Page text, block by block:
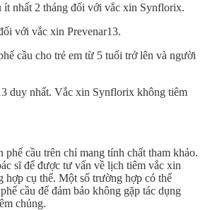
ít nhất 2 tháng đối với vắc xin Synflorix.
với vắc xin Prevenar13.
cầu cho trẻ em từ 5 tuổi trở lên và người
duy nhất. Vắc xin Synflorix không tiêm
cầu trên chỉ mang tính chất tham khảo.
sĩ để được tư vấn về lịch tiêm vắc xin
hợp cụ thể. Một số trường hợp có thể
cầu để đảm bảo không gặp tác dụng
chủng.